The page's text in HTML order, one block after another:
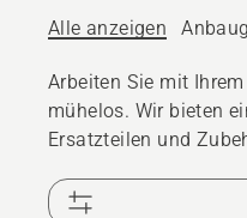
Alle anzeigen
Arbeiten Sie mit
mühelos. Wir bieten
Ersatzteilen und